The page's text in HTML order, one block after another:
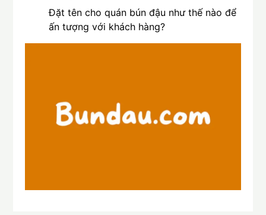
Đặt tên cho quán bún đậu như thế nào để
ấn tượng với khách hàng?